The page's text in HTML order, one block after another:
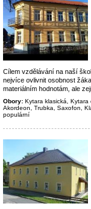
Cílem vzdělávání na naší
nejvíce ovlivnit osobnost
materiálním hodnotám, ale
Obory: Kytara klasická, Kytara
Akordeon, Trubka, Saxofon,
populární